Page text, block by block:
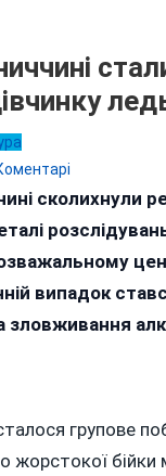
Неповнолітні
жертвами
нападів:
дівчинку
ледь
сколихнули
випадок
зловживання
групове
жорстокої